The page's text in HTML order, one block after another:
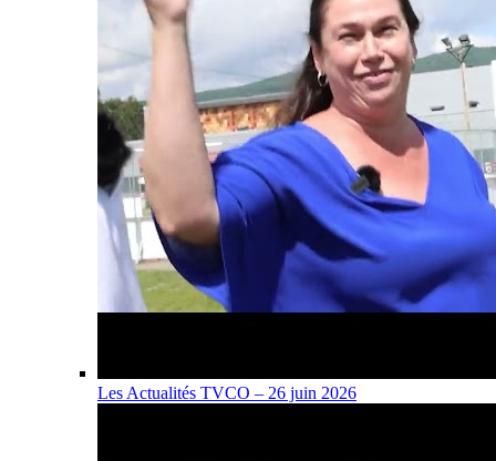
Les Actualités TVCO – 26 juin 2026